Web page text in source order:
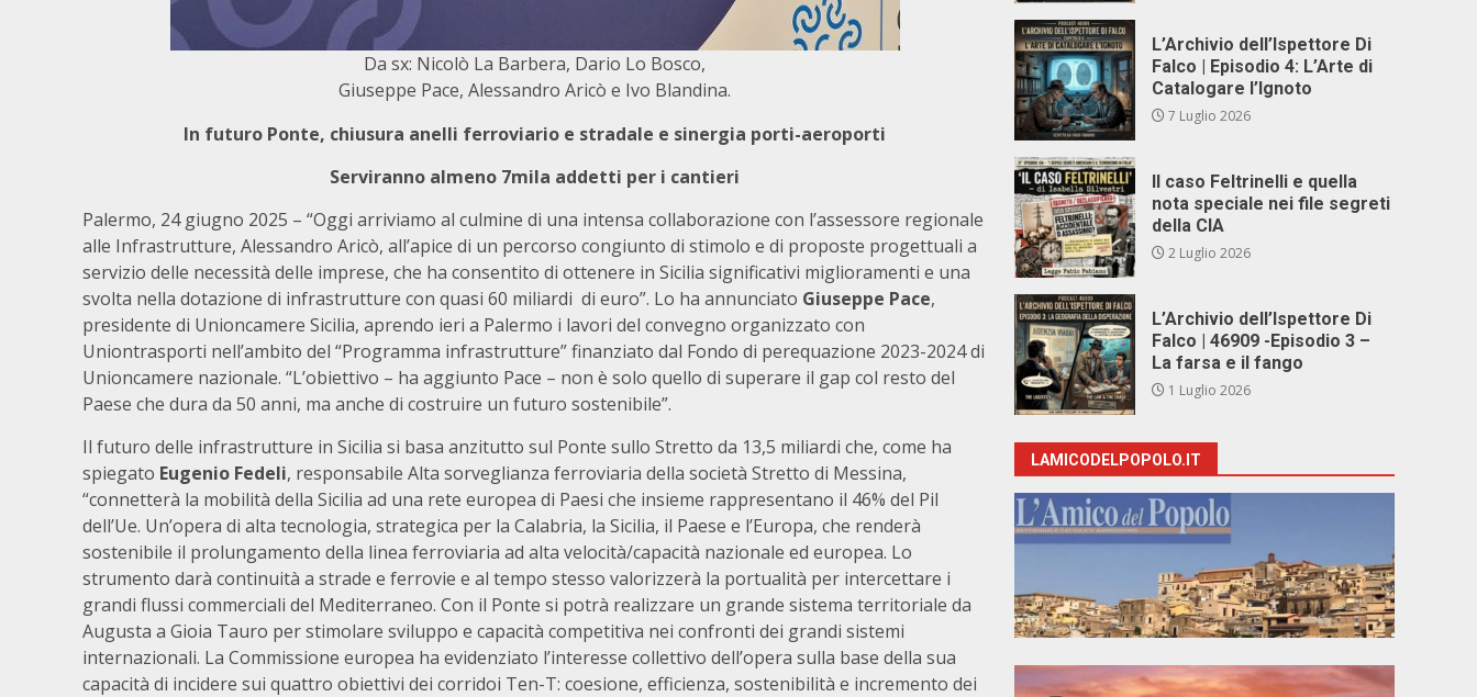
Da sx: Nicolò La Barbera, Dario Lo Bosco,
Giuseppe Pace, Alessandro Aricò e Ivo Blandina.
In futuro Ponte, chiusura anelli ferroviario e stradale e sinergia porti-aeroporti
Serviranno almeno 7mila addetti per i cantieri
Palermo, 24 giugno 2025 – “Oggi arriviamo al culmine di una intensa collaborazione con l’assessore regionale
alle Infrastrutture, Alessandro Aricò, all’apice di un percorso congiunto di stimolo e di proposte progettuali a
servizio delle necessità delle imprese, che ha consentito di ottenere in Sicilia significativi miglioramenti e una
svolta nella dotazione di infrastrutture con quasi 60 miliardi di euro”. Lo ha annunciato Giuseppe Pace,
presidente di Unioncamere Sicilia, aprendo ieri a Palermo i lavori del convegno organizzato con
Uniontrasporti nell’ambito del “Programma infrastrutture” finanziato dal Fondo di perequazione 2023-2024 di
Unioncamere nazionale. “L’obiettivo – ha aggiunto Pace – non è solo quello di superare il gap col resto del
Paese che dura da 50 anni, ma anche di costruire un futuro sostenibile”.
Il futuro delle infrastrutture in Sicilia si basa anzitutto sul Ponte sullo Stretto da 13,5 miliardi che, come ha
spiegato Eugenio Fedeli, responsabile Alta sorveglianza ferroviaria della società Stretto di Messina,
“connetterà la mobilità della Sicilia ad una rete europea di Paesi che insieme rappresentano il 46% del Pil
dell’Ue. Un’opera di alta tecnologia, strategica per la Calabria, la Sicilia, il Paese e l’Europa, che renderà
sostenibile il prolungamento della linea ferroviaria ad alta velocità/capacità nazionale ed europea. Lo
strumento darà continuità a strade e ferrovie e al tempo stesso valorizzerà la portualità per intercettare i
grandi flussi commerciali del Mediterraneo. Con il Ponte si potrà realizzare un grande sistema territoriale da
Augusta a Gioia Tauro per stimolare sviluppo e capacità competitiva nei confronti dei grandi sistemi
internazionali. La Commissione europea ha evidenziato l’interesse collettivo dell’opera sulla base della sua
capacità di incidere sui quattro obiettivi dei corridoi Ten-T: coesione, efficienza, sostenibilità e incremento dei
L’Archivio dell’Ispettore Di
Falco | Episodio 4: L’Arte di
Catalogare l’Ignoto
7 Luglio 2026
Il caso Feltrinelli e quella
nota speciale nei file segreti
della CIA
2 Luglio 2026
L’Archivio dell’Ispettore Di
Falco | 46909 -Episodio 3 –
La farsa e il fango
1 Luglio 2026
LAMICODELPOPOLO.IT